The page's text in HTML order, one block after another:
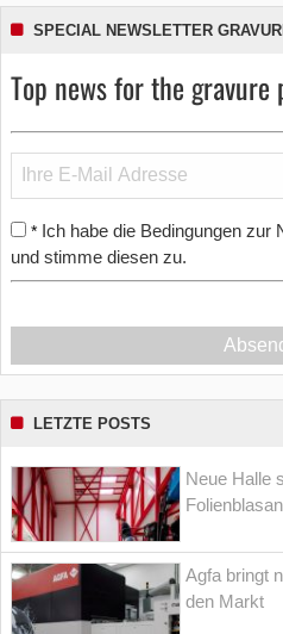
SPECIAL NEWSLETTER
Top news for the
* Ich habe die Bedingungen zur
und stimme diesen zu.
LETZTE POSTS
Neue Halle
Agfa bringt
den Markt